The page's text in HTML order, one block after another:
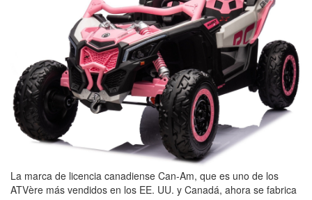
La marca de licencia canadiense Can-Am, que es uno de los
ATVère más vendidos en los EE. UU. y Canadá, ahora se fabrica